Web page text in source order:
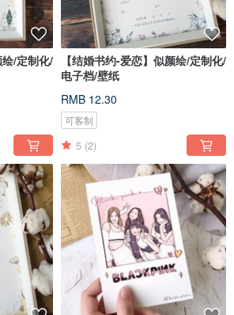
绘/定制化/
【结婚书约-爱恋】似颜绘/定制化/
电子档/壁纸
RMB 12.30
可客制
5 (2)